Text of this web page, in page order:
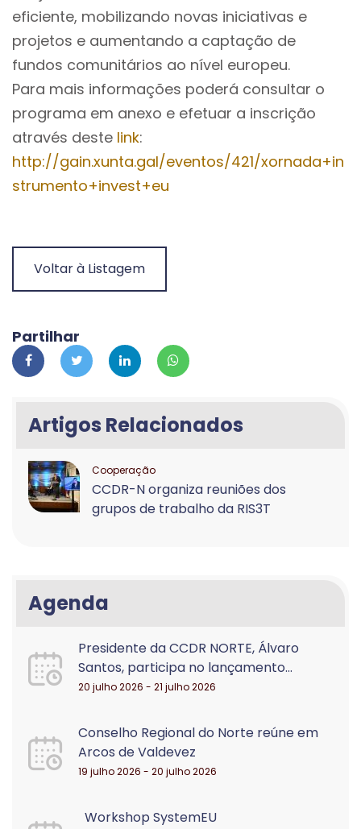
eficiente, mobilizando novas iniciativas e
projetos e aumentando a captação de
fundos comunitários ao nível europeu.
Para mais informações poderá consultar o
programa em anexo e efetuar a inscrição
através deste link:
http://gain.xunta.gal/eventos/421/xornada+in
strumento+invest+eu
Voltar à Listagem
Partilhar
Artigos Relacionados
Cooperação
CCDR-N organiza reuniões dos
grupos de trabalho da RIS3T
Agenda
Presidente da CCDR NORTE, Álvaro
Santos, participa no lançamento...
20 julho 2026 - 21 julho 2026
Conselho Regional do Norte reúne em
Arcos de Valdevez
19 julho 2026 - 20 julho 2026
Workshop SystemEU